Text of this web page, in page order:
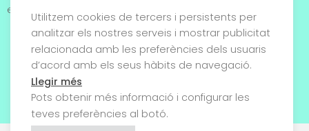
els drets reservats
Termes i condicions
Política de cookies
Utilitzem cookies de tercers i persistents per
analitzar els nostres serveis i mostrar publicitat
relacionada amb les preferències dels usuaris
d’acord amb els seus hàbits de navegació.
Llegir més
Pots obtenir més informació i configurar les
teves preferències al botó.